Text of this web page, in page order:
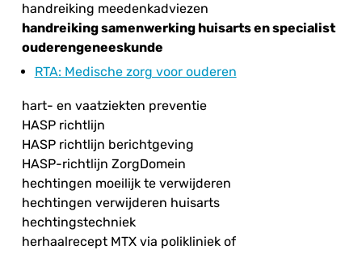
handreiking meedenkadviezen
handreiking samenwerking huisarts en specialist
ouderengeneeskunde
RTA: Medische zorg voor ouderen
hart- en vaatziekten preventie
HASP richtlijn
HASP richtlijn berichtgeving
HASP-richtlijn ZorgDomein
hechtingen moeilijk te verwijderen
hechtingen verwijderen huisarts
hechtingstechniek
herhaalrecept MTX via polikliniek of